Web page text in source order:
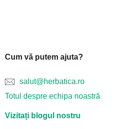
Cum vă putem ajuta?
salut@herbatica.ro
Totul despre echipa noastră
Vizitați blogul nostru